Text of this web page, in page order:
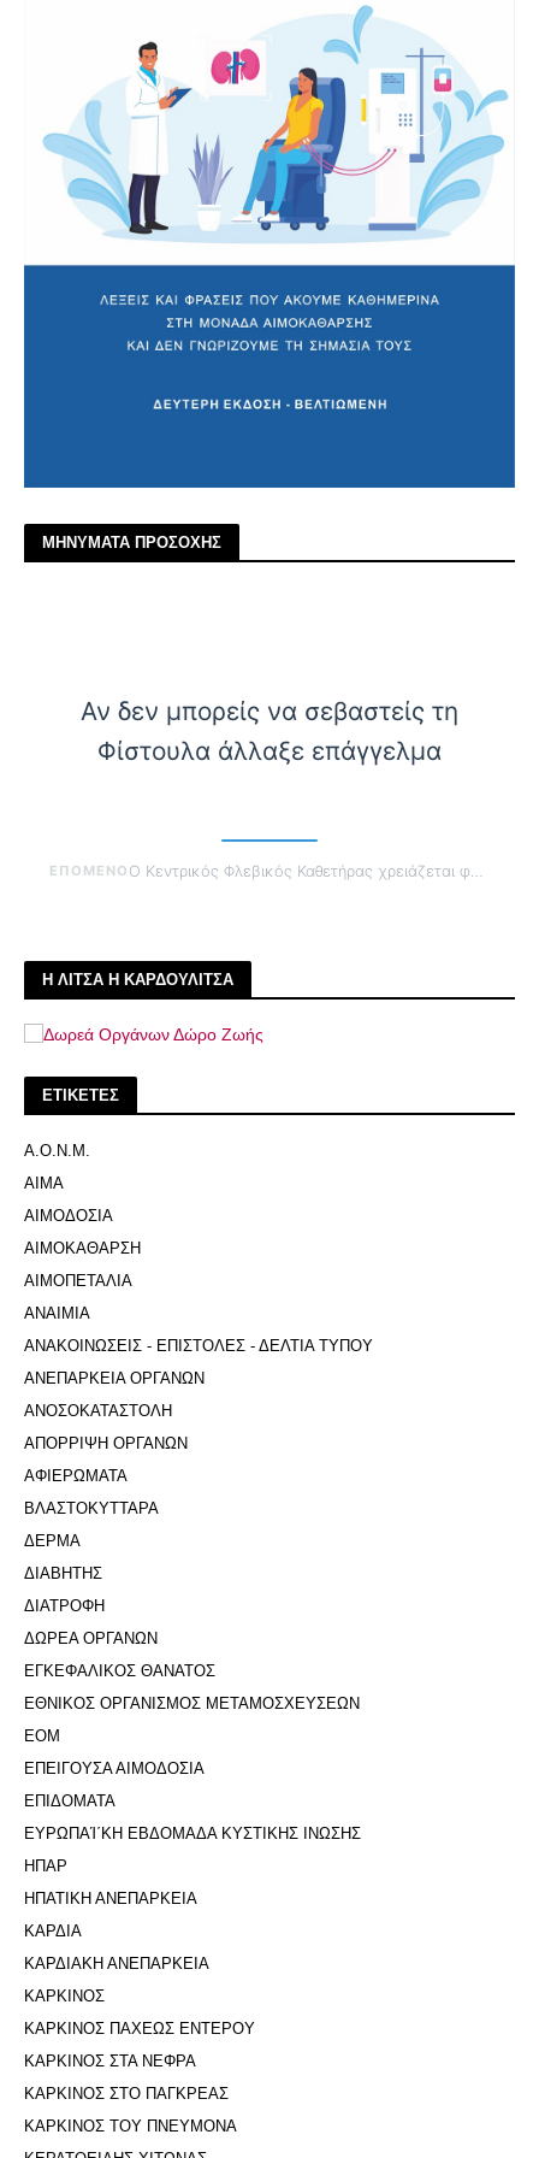
ΜΗΝΥΜΑΤΑ ΠΡΟΣΟΧΗΣ
Αν δεν μπορείς να σεβαστείς τη
Φίστουλα άλλαξε επάγγελμα
ΕΠΟΜΕΝΟ
Η ΛΙΤΣΑ Η ΚΑΡΔΟΥΛΙΤΣΑ
ΕΤΙΚΕΤΕΣ
Α.Ο.Ν.Μ.
ΑΙΜΑ
ΑΙΜΟΔΟΣΙΑ
ΑΙΜΟΚΑΘΑΡΣΗ
ΑΙΜΟΠΕΤΑΛΙΑ
ΑΝΑΙΜΙΑ
ΑΝΑΚΟΙΝΩΣΕΙΣ - ΕΠΙΣΤΟΛΕΣ - ΔΕΛΤΙΑ ΤΥΠΟΥ
ΑΝΕΠΑΡΚΕΙΑ ΟΡΓΑΝΩΝ
ΑΝΟΣΟΚΑΤΑΣΤΟΛΗ
ΑΠΟΡΡΙΨΗ ΟΡΓΑΝΩΝ
ΑΦΙΕΡΩΜΑΤΑ
ΒΛΑΣΤΟΚΥΤΤΑΡΑ
ΔΕΡΜΑ
ΔΙΑΒΗΤΗΣ
ΔΙΑΤΡΟΦΗ
ΔΩΡΕΑ ΟΡΓΑΝΩΝ
ΕΓΚΕΦΑΛΙΚΟΣ ΘΑΝΑΤΟΣ
ΕΘΝΙΚΟΣ ΟΡΓΑΝΙΣΜΟΣ ΜΕΤΑΜΟΣΧΕΥΣΕΩΝ
ΕΟΜ
ΕΠΕΙΓΟΥΣΑ ΑΙΜΟΔΟΣΙΑ
ΕΠΙΔΟΜΑΤΑ
ΕΥΡΩΠΑΊ΄ΚΗ ΕΒΔΟΜΑΔΑ ΚΥΣΤΙΚΗΣ ΙΝΩΣΗΣ
ΗΠΑΡ
ΗΠΑΤΙΚΗ ΑΝΕΠΑΡΚΕΙΑ
ΚΑΡΔΙΑ
ΚΑΡΔΙΑΚΗ ΑΝΕΠΑΡΚΕΙΑ
ΚΑΡΚΙΝΟΣ
ΚΑΡΚΙΝΟΣ ΠΑΧΕΩΣ ΕΝΤΕΡΟΥ
ΚΑΡΚΙΝΟΣ ΣΤΑ ΝΕΦΡΑ
ΚΑΡΚΙΝΟΣ ΣΤΟ ΠΑΓΚΡΕΑΣ
ΚΑΡΚΙΝΟΣ ΤΟΥ ΠΝΕΥΜΟΝΑ